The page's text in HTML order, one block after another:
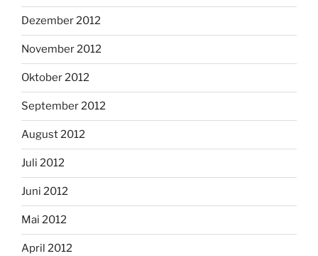
Dezember 2012
November 2012
Oktober 2012
September 2012
August 2012
Juli 2012
Juni 2012
Mai 2012
April 2012